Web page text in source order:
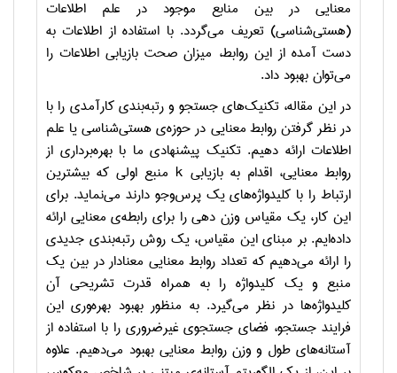
معنایی در بین منابع موجود در علم اطلاعات
(هستی‌شناسی) تعریف می‌گردد. با استفاده از اطلاعات به
دست آمده از این روابط، میزان صحت بازیابی اطلاعات را
می‌توان بهبود داد.
در این مقاله، تکنیک‌های جستجو و رتبه‌بندی کارآمدی را با
در نظر گرفتن روابط معنایی در حوزه‌ی هستی‌شناسی یا علم
اطلاعات ارائه دهیم. تکنیک پیشنهادی ما با بهره‌برداری از
روابط معنایی، اقدام به بازیابی k منبع اولی که بیشترین
ارتباط را با کلیدواژه‌های یک پرس‌وجو دارند می‌نماید. برای
این کار، یک مقیاس وزن دهی را برای رابطه‌ی معنایی ارائه
داده‌ایم. بر مبنای این مقیاس، یک روش رتبه‌بندی جدیدی
را ارائه می‌دهیم که تعداد روابط معنایی معنادار در بین یک
منبع و یک کلیدواژه را به همراه قدرت تشریحی آن
کلیدواژه‌ها در نظر می‌گیرد. به منظور بهبود بهره‌وری این
فرایند جستجو، فضای جستجوی غیرضروری را با استفاده از
آستانه‌های طول و وزن روابط معنایی بهبود می‌دهیم. علاوه